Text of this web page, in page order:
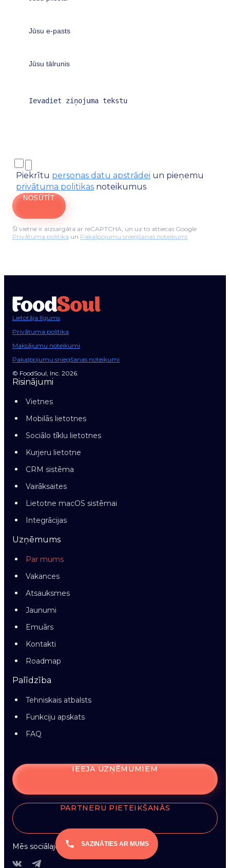
Piekrītu personas datu apstrādei un pieņemu
privātuma politikas noteikumus
NOSŪTĪT
Šī vietne ir aizsargāta ar reCAPTCHA, un uz to attiecas Google
Privātuma politika un Pakalpojumu sniegšanas noteikumi
SAZINĀTIES AR MUMS
Lietotāja līgums
Privātuma politika
Maksājumu noteikumi
Pakalpojumu sniegšanas noteikumi
© FoodSoul, Inc. 2026.
Risinājumi
Vietnes
Mobilās lietotnes
Sociālo tīklu lietotnes
Kurjeru lietotne
CRM sistēma
Vairāksaites
Lietotne macOS sistēmai
Integrācijas
Uzņēmums
Par mums
Vakances
Atsauksmes
Jaunumi
Emuārs
Kontakti
Roadmap
Palīdzība
Tehniskais atbalsts
Funkciju apskats
FAQ
IEEJA UZŅĒMUMIEM
PARTNERU PIETEIKŠANĀS
Mēs sociālajos tīklos: